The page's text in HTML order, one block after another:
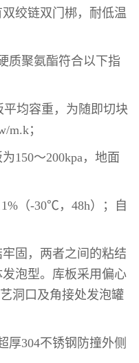
绞链双门梆， 耐低温
质聚氨酯符合以下指
平均容重，为随即切块
m.k；
150～200kpa，地面
（-30℃，48h）；自
固，两者之间的粘结
泡型。库板采用偏心
洞口及角接处发泡罐
厚304不锈钢防撞外侧